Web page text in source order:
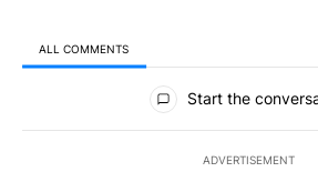
ALL COMMENTS
All Comments
Start the
ADVERTISEMENT